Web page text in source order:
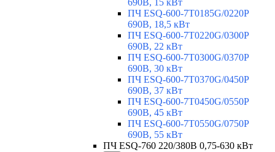
690В, 15 кВт
ПЧ ESQ-600-7T0185G/0220P
690В, 18,5 кВт
ПЧ ESQ-600-7T0220G/0300P
690В, 22 кВт
ПЧ ESQ-600-7T0300G/0370P
690В, 30 кВт
ПЧ ESQ-600-7T0370G/0450P
690В, 37 кВт
ПЧ ESQ-600-7T0450G/0550P
690В, 45 кВт
ПЧ ESQ-600-7T0550G/0750P
690В, 55 кВт
ПЧ ESQ-760 220/380В 0,75-630 кВт